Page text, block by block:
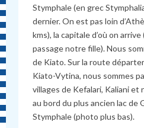
Stymphale (en grec
dernier. On est pas loin
kms), la capitale d’où on
passage notre fille). Nous
de Kiato. Sur la route
Kiato-Vytina, nous sommes
villages de Kefalari, Kaliani et
au bord du plus ancien lac de
Stymphale (photo plus bas).